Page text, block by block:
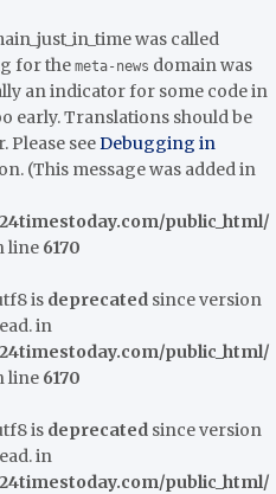
was called
for the meta-news domain was
an indicator for some code in
early. Translations should be
Please seeDebugging in
(This message was added in
public_html/
line 6170
is deprecated since version
in
public_html/
line 6170
is deprecated since version
in
public_html/